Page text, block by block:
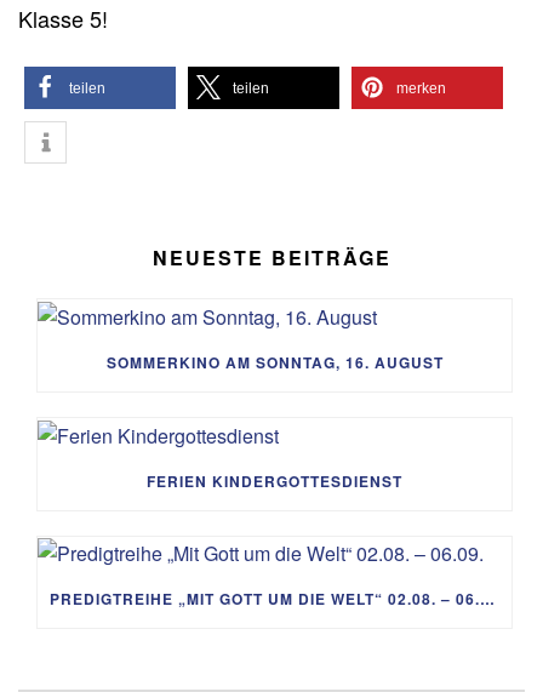
Klasse 5!
teilen teilen merken
NEUESTE BEITRÄGE
SOMMERKINO AM SONNTAG, 16. AUGUST
FERIEN KINDERGOTTESDIENST
PREDIGTREIHE „MIT GOTT UM DIE WELT“ 02.08. – 06.09.